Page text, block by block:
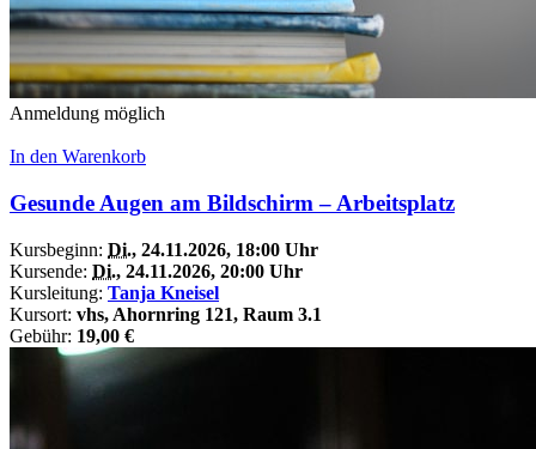
Anmeldung möglich
In den Warenkorb
Gesunde Augen am Bildschirm – Arbeitsplatz
Kursbeginn: Di., 24.11.2026, 18:00 Uhr
Kursende: Di., 24.11.2026, 20:00 Uhr
Kursleitung: Tanja Kneisel
Kursort: vhs, Ahornring 121, Raum 3.1
Gebühr: 19,00 €